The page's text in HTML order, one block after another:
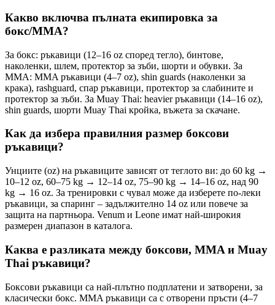
Какво включва пълната екипировка за
бокс/MMA?
За бокс: ръкавици (12–16 oz според тегло), бинтове,
наколенки, шлем, протектор за зъби, шорти и обувки. За
MMA: MMA ръкавици (4–7 oz), shin guards (наколенки за
крака), rashguard, спар ръкавици, протектор за слабините и
протектор за зъби. За Muay Thai: heavier ръкавици (14–16 oz),
shin guards, шорти Muay Thai кройка, въжета за скачане.
Как да избера правилния размер боксови
ръкавици?
Унциите (oz) на ръкавиците зависят от теглото ви: до 60 kg →
10–12 oz, 60–75 kg → 12–14 oz, 75–90 kg → 14–16 oz, над 90
kg → 16 oz. За тренировки с чувал може да изберете по-леки
ръкавици, за спаринг – задължително 14 oz или повече за
защита на партньора. Venum и Leone имат най-широкия
размерен диапазон в каталога.
Каква е разликата между боксови, MMA и Muay
Thai ръкавици?
Боксови ръкавици са най-плътно подплатени и затворени, за
класически бокс. MMA ръкавици са с отворени пръсти (4–7